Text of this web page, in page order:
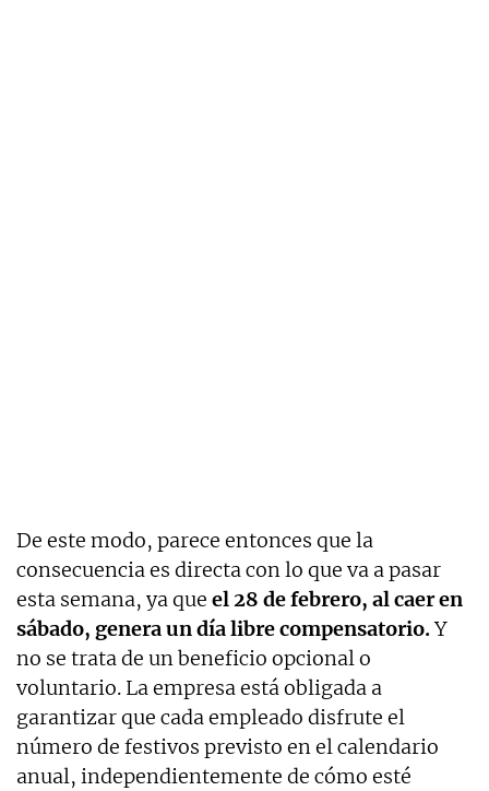
De este modo, parece entonces que la
consecuencia es directa con lo que va a pasar
esta semana, ya que el 28 de febrero, al caer en
sábado, genera un día libre compensatorio.Y
no se trata de un beneficio opcional o
voluntario. La empresa está obligada a
garantizar que cada empleado disfrute el
número de festivos previsto en el calendario
anual, independientemente de cómo esté